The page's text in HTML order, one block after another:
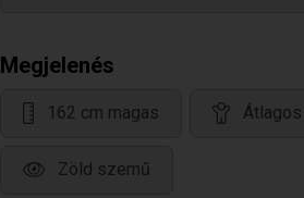
Megjelenés
162 cm magas
Zöld szemű